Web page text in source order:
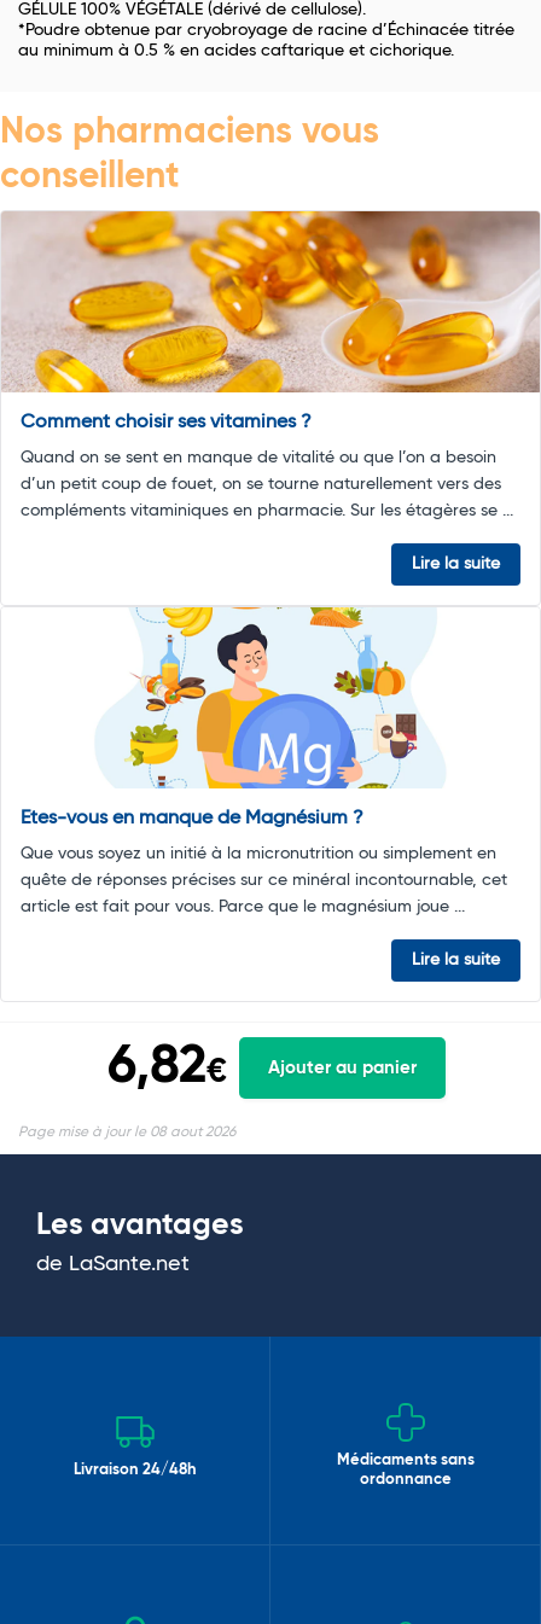
GÉLULE 100% VÉGÉTALE (dérivé de cellulose).
*Poudre obtenue par cryobroyage de racine d’Échinacée titrée
au minimum à 0.5 % en acides caftarique et cichorique.
Nos pharmaciens vous
conseillent
Comment choisir ses vitamines ?
Quand on se sent en manque de vitalité ou que l’on a besoin
d’un petit coup de fouet, on se tourne naturellement vers des
compléments vitaminiques en pharmacie. Sur les étagères se ...
Lire la suite
Etes-vous en manque de Magnésium ?
Que vous soyez un initié à la micronutrition ou simplement en
quête de réponses précises sur ce minéral incontournable, cet
article est fait pour vous. Parce que le magnésium joue ...
Lire la suite
6,82€ Ajouter au panier
Page mise à jour le 08 aout 2026
Les avantages
de LaSante.net
Livraison 24/48h
Médicaments sans
ordonnance